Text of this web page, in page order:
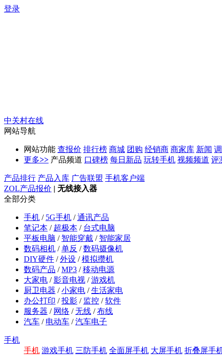
登录
中关村在线
网站导航
网站功能 查报价 排行榜 商城 团购 经销商 商家库 新闻
更多>> 产品频道 口碑榜 每日新品 玩转手机 视频频道 评
产品排行 产品入库 广告联盟 手机客户端
ZOL产品报价 | 无线接入器
全部分类
手机 / 5G手机 /通讯产品
笔记本 / 超极本 / 台式电脑
平板电脑 / 智能穿戴 / 智能家居
数码相机 /单反 /数码摄像机
DIY硬件 /外设 /模拟攒机
数码产品 /MP3 /移动电源
大家电 /影音电视 /游戏机
厨卫电器 /小家电 /生活家电
办公打印 /投影 / 监控 /软件
服务器 / 网络 /无线 /布线
汽车 / 电动车 /汽车电子
手机
手机 游戏手机 三防手机 全面屏手机 大屏手机 折叠屏手